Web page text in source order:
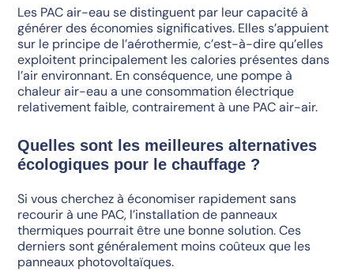
Les PAC air-eau se distinguent par leur capacité à
générer des économies significatives. Elles s’appuient
sur le principe de l’aérothermie, c’est-à-dire qu’elles
exploitent principalement les calories présentes dans
l’air environnant. En conséquence, une pompe à
chaleur air-eau a une consommation électrique
relativement faible, contrairement à une PAC air-air.
Quelles sont les meilleures alternatives
écologiques pour le chauffage ?
Si vous cherchez à économiser rapidement sans
recourir à une PAC, l’installation de panneaux
thermiques pourrait être une bonne solution. Ces
derniers sont généralement moins coûteux que les
panneaux photovoltaïques.